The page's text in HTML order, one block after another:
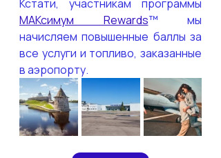
МАКсимум Rewards™ мы
начисляем повышенные баллы за
все услуги и топливо, заказанные
в аэропорту.